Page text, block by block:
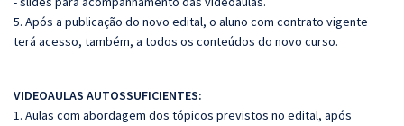
5. Após a publicação do novo edital, o aluno com contrato vigente
terá acesso, também, a todos os conteúdos do novo curso.
VIDEOAULAS AUTOSSUFICIENTES:
1. Aulas com abordagem dos tópicos previstos no edital, após